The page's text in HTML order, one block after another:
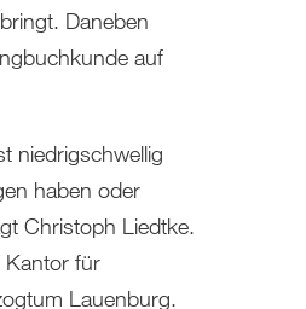
Daneben
auf
niedrigschwellig
haben oder
Christoph Liedtke.
Kantor für
Lauenburg.